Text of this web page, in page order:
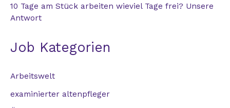
10 Tage am Stück arbeiten wieviel Tage frei? Unsere
Antwort
Job Kategorien
Arbeitswelt
examinierter altenpfleger